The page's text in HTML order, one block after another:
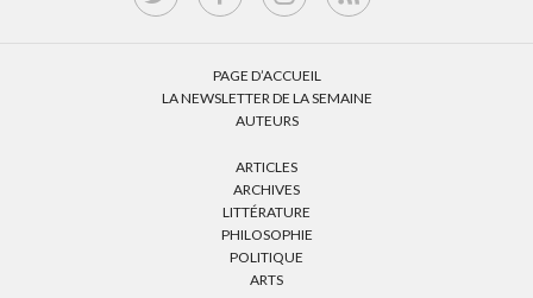
PAGE D’ACCUEIL
LA NEWSLETTER DE LA SEMAINE
AUTEURS
ARTICLES
ARCHIVES
LITTÉRATURE
PHILOSOPHIE
POLITIQUE
ARTS